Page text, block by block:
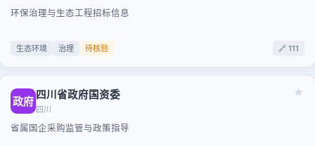
环保治理与生态工程招标信息
生态环境 治理 待核验 🔗 111
★
政府 四川省政府国资委
四川
省属国企采购监管与政策指导